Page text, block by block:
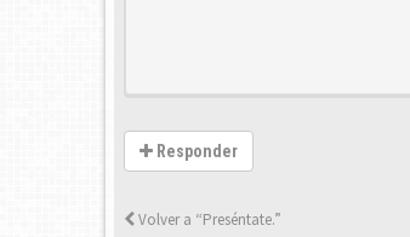
Responder
Volver a “Preséntate.”